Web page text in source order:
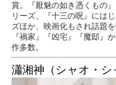
賞。『厭魅の如き憑くもの
リーズ、『十三の呪』には
ズほか、映画化もされ話題
『禍家』『凶宅』『魔邸』
作多数。
瀟湘神（シャオ・シ